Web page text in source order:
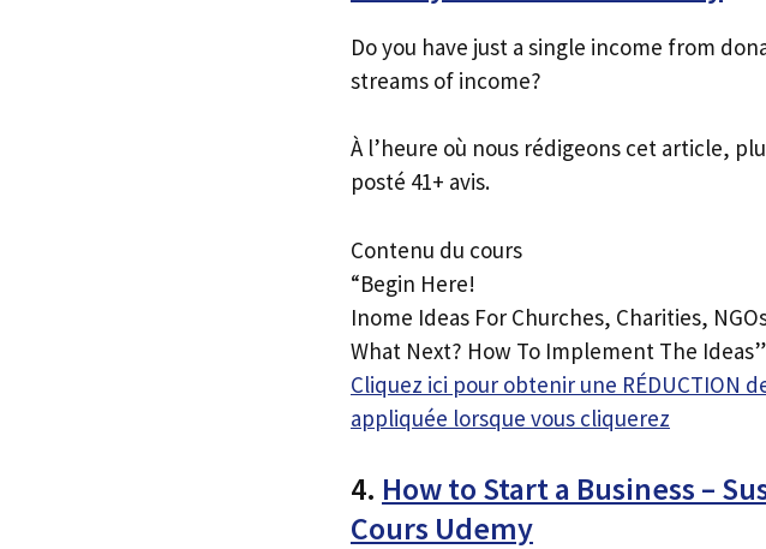
Do you have just a single income from
streams of income?
À l’heure où nous rédigeons cet article,
posté 41+ avis.
Contenu du cours
“Begin Here!
Inome Ideas For Churches, Charities,
What Next? How To Implement The Ideas”
Cliquez ici pour obtenir une RÉDUCTION
appliquée lorsque vous cliquerez
4. How to Start a Business –
Cours Udemy